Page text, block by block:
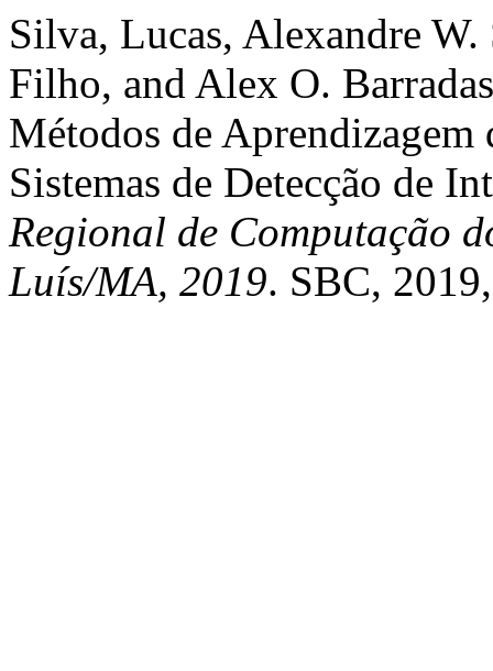
Silva, Lucas, Alexandre
Filho, and Alex O.
Métodos de
Sistemas de Detecção de
Regional de Computação
Luís/MA, 2019. SBC,